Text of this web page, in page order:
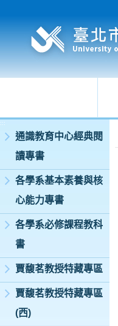
:::
通識教育中心經典閱
讀專書
各學系基本素養與核
心能力專書
各學系必修課程教科
書
賈馥茗教授特藏專區
賈馥茗教授特藏專區
(西)